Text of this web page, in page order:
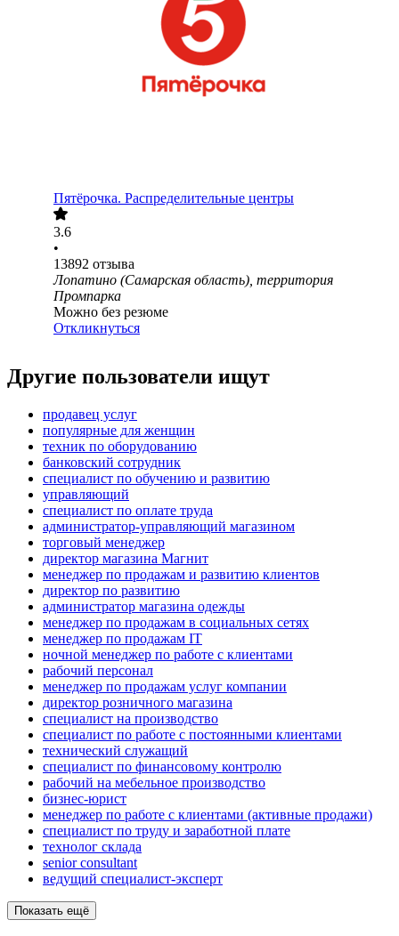
Пятёрочка. Распределительные центры
3.6
•
13892 отзыва
Лопатино (Самарская область), территория
Промпарка
Можно без резюме
Откликнуться
Другие пользователи ищут
продавец услуг
популярные для женщин
техник по оборудованию
банковский сотрудник
специалист по обучению и развитию
управляющий
специалист по оплате труда
администратор-управляющий магазином
торговый менеджер
директор магазина Магнит
менеджер по продажам и развитию клиентов
директор по развитию
администратор магазина одежды
менеджер по продажам в социальных сетях
менеджер по продажам IT
ночной менеджер по работе с клиентами
рабочий персонал
менеджер по продажам услуг компании
директор розничного магазина
специалист на производство
специалист по работе с постоянными клиентами
технический служащий
специалист по финансовому контролю
рабочий на мебельное производство
бизнес-юрист
менеджер по работе с клиентами (активные продажи)
специалист по труду и заработной плате
технолог склада
senior consultant
ведущий специалист-эксперт
Показать ещё